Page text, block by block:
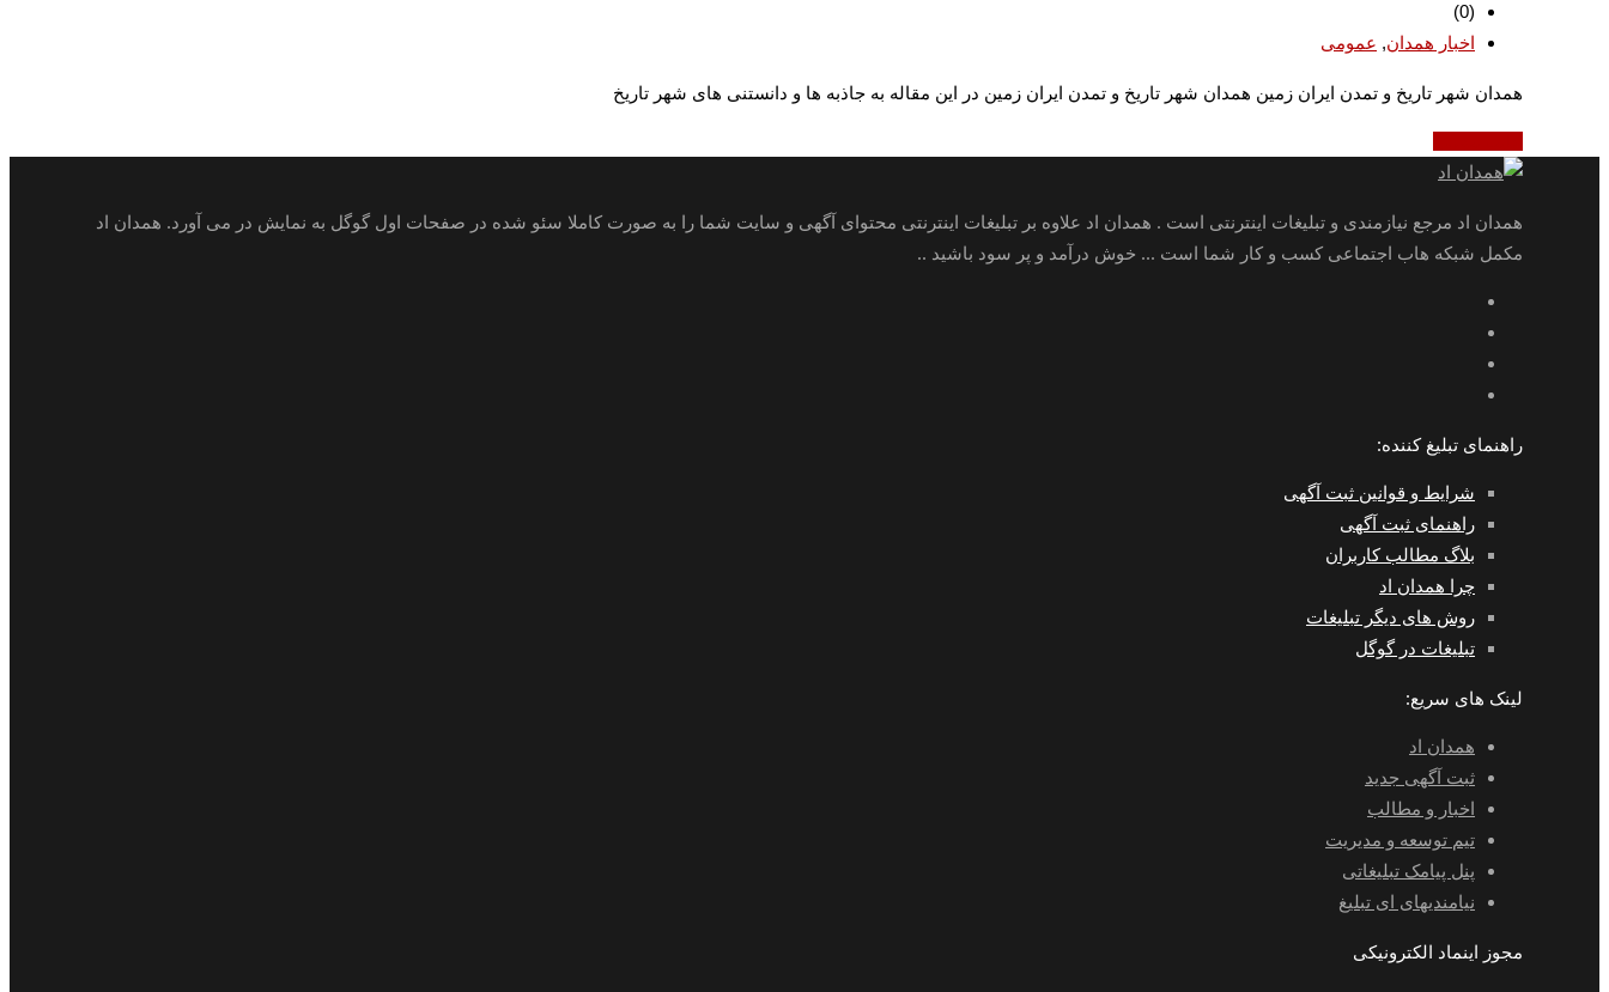
(0)
اخبار همدان, عمومی
همدان شهر تاریخ و تمدن ایران زمین همدان شهر تاریخ و تمدن ایران زمین در این مقاله به جاذبه ها و دانستنی های شهر تاریخ
همدان اد مرجع نیازمندی و تبلیغات اینترنتی است . همدان اد علاوه بر تبلیغات اینترنتی محتوای آگهی و سایت شما را به صورت کاملا سئو شده در صفحات اول گوگل به نمایش در می آورد. همدان اد
مکمل شبکه هاب اجتماعی کسب و کار شما است ... خوش درآمد و پر سود باشید ..
راهنمای تبلیغ کننده:
شرایط و قوانین ثبت آگهی
راهنمای ثبت آگهی
بلاگ مطالب کاربران
چرا همدان اد
روش های دیگر تبلیغات
تبلیغات در گوگل
لینک های سریع:
همدان اد
ثبت آگهی جدید
اخبار و مطالب
تیم توسعه و مدیریت
پنل پیامک تبلیغاتی
نیامندیهای ای تبلیغ
مجوز اینماد الکترونیکی